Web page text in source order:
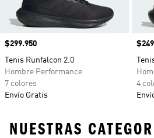
Precio
$299.950
Tenis Runfalcon 2.0
Hombre Performance
7 colores
Envío Gratis
4
NUESTRAS